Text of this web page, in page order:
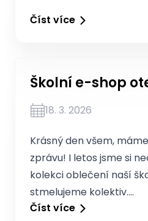
Číst více
Školní e-shop
18. 3. 2026
Krásný den všem,
zprávu! I letos jsme si
kolekci oblečení naší
stmelujeme kolektiv.…
Číst více